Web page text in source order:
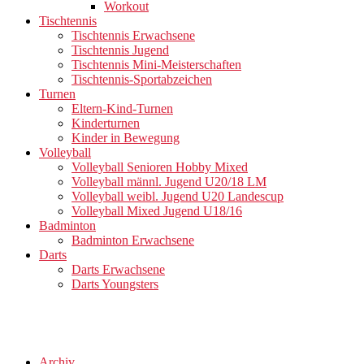
Workout
Tischtennis
Tischtennis Erwachsene
Tischtennis Jugend
Tischtennis Mini-Meisterschaften
Tischtennis-Sportabzeichen
Turnen
Eltern-Kind-Turnen
Kinderturnen
Kinder in Bewegung
Volleyball
Volleyball Senioren Hobby Mixed
Volleyball männl. Jugend U20/18 LM
Volleyball weibl. Jugend U20 Landescup
Volleyball Mixed Jugend U18/16
Badminton
Badminton Erwachsene
Darts
Darts Erwachsene
Darts Youngsters